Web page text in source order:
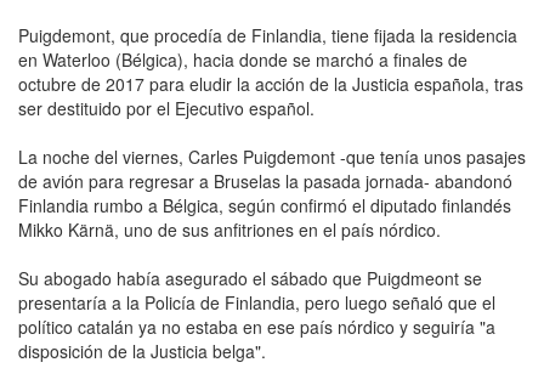
Puigdemont, que procedía de Finlandia, tiene fijada la residencia
en Waterloo (Bélgica), hacia donde se marchó a finales de
octubre de 2017 para eludir la acción de la Justicia española, tras
ser destituido por el Ejecutivo español.
La noche del viernes, Carles Puigdemont -que tenía unos pasajes
de avión para regresar a Bruselas la pasada jornada- abandonó
Finlandia rumbo a Bélgica, según confirmó el diputado finlandés
Mikko Kärnä, uno de sus anfitriones en el país nórdico.
Su abogado había asegurado el sábado que Puigdmeont se
presentaría a la Policía de Finlandia, pero luego señaló que el
político catalán ya no estaba en ese país nórdico y seguiría "a
disposición de la Justicia belga".